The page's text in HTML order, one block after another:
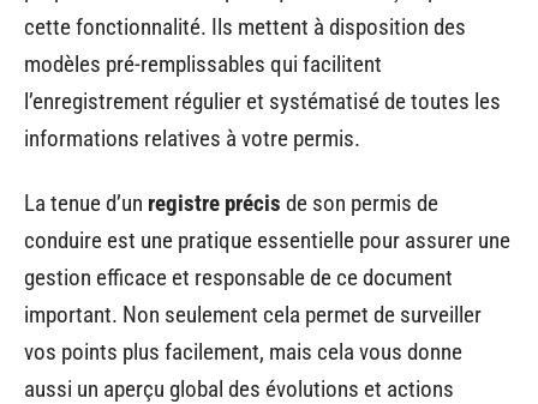
cette fonctionnalité. Ils mettent à disposition des
modèles pré-remplissables qui facilitent
l’enregistrement régulier et systématisé de toutes les
informations relatives à votre permis.
La tenue d’un registre précis de son permis de
conduire est une pratique essentielle pour assurer une
gestion efficace et responsable de ce document
important. Non seulement cela permet de surveiller
vos points plus facilement, mais cela vous donne
aussi un aperçu global des évolutions et actions